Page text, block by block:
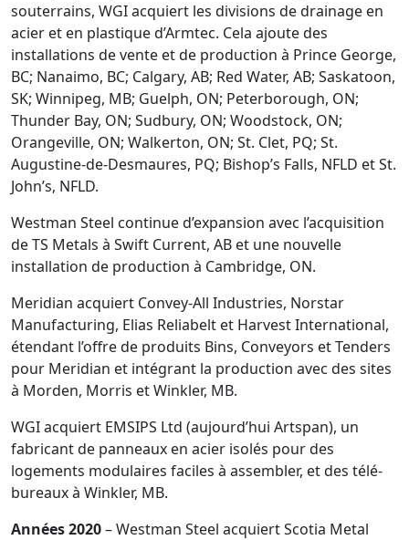
souterrains, WGI acquiert les divisions de drainage en
acier et en plastique d’Armtec. Cela ajoute des
installations de vente et de production à Prince George,
BC; Nanaimo, BC; Calgary, AB; Red Water, AB; Saskatoon,
SK; Winnipeg, MB; Guelph, ON; Peterborough, ON;
Thunder Bay, ON; Sudbury, ON; Woodstock, ON;
Orangeville, ON; Walkerton, ON; St. Clet, PQ; St.
Augustine-de-Desmaures, PQ; Bishop’s Falls, NFLD et St.
John’s, NFLD.
Westman Steel continue d’expansion avec l’acquisition
de TS Metals à Swift Current, AB et une nouvelle
installation de production à Cambridge, ON.
Meridian acquiert Convey-All Industries, Norstar
Manufacturing, Elias Reliabelt et Harvest International,
étendant l’offre de produits Bins, Conveyors et Tenders
pour Meridian et intégrant la production avec des sites
à Morden, Morris et Winkler, MB.
WGI acquiert EMSIPS Ltd (aujourd’hui Artspan), un
fabricant de panneaux en acier isolés pour des
logements modulaires faciles à assembler, et des télé-
bureaux à Winkler, MB.
Années 2020– Westman Steel acquiert Scotia Metal